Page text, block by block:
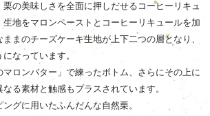
の美味しさを全面に押しだせるコーヒーリキュ
地をマロンペーストとコーヒーリキュールを加
まのチーズケーキ生地が上下二つの層となり、
になっています。
ロンバター」で練ったボトム、さらにその上に
る素材と触感もプラスされています。
グに用いたふんだんな自然栗。